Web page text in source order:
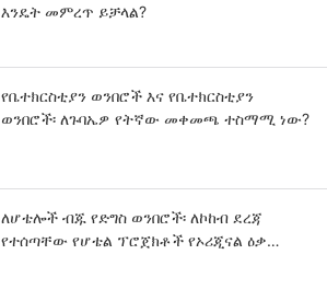
እንዴት መምረጥ ይቻላል?
የቤተክርስቲያን ወንበሮች እና የቤተክርስቲያን
ወንበሮች፡ ለጉባኤዎ የትኛው መቀመጫ ተስማሚ ነው?
ለሆቴሎች ብጁ የድግስ ወንበሮች፡ ለኮከብ ደረጃ
የተሰጣቸው የሆቴል ፕሮጀክቶች የኦሪጂናል ዕቃ